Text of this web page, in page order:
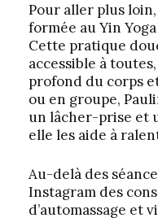
Pour aller plus
formée au Yin
Cette pratique
accessible à
profond du corps
ou en groupe,
un lâcher-prise et
elle les aide à
Au-delà des
Instagram des
d’automassage et